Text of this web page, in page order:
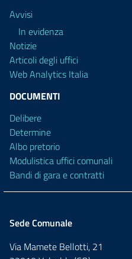
Avvisi
In evidenza
Notizie
Articoli degli uffici
Web Analytics Italia
DOCUMENTI
Delibere
Determine
Albo pretorio
Modulistica uffici comunali
Bandi di gara e contratti
Sede Comunale
Via Mamete Bellotti, 21